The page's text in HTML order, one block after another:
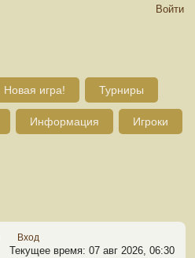
Войти
Новая игра! Турниры
Информация Игроки
Вход
Текущее время: 07 авг 2026, 06:30